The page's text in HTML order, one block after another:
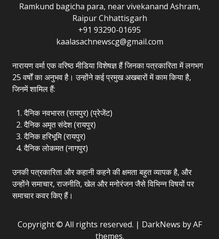
Ramkund bagicha para, near vivekanand Ashram,
Raipur Chhattisgarh
+91 93290-01695
kaalasachnewscg@gmail.com
नारायण वर्मा एक वरिष्ठ मीडिया विशेषज्ञ हैं जिनका पत्रकारिता में लगभग
25 वर्षों का अनुभव है। उन्होंने कई प्रमुख अखबारों में काम किया है,
जिनमें शामिल हैं:
दैनिक नवभारत (रायपुर) (प्रेजेंट)
दैनिक अमृत संदेश (रायपुर)
दैनिक हरिभूमि (रायपुर)
दैनिक लोकमत (नागपुर)
उनकी पत्रकारिता और कहानी कहने की क्षमता बहुत व्यापक है, और
उन्होंने समाचार, राजनीति, खेल और मनोरंजन जैसे विभिन्न विषयों पर
समाचार कवर किए हैं।
Copyright © All rights reserved. | DarkNews by AF
themes.